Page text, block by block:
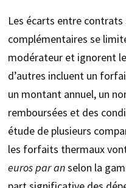
Les écarts entre
complémentaires se
modérateur et ignorent
d’autres incluent un
un montant annuel, un
remboursées et des
étude de plusieurs
les forfaits thermaux
euros par anselon la